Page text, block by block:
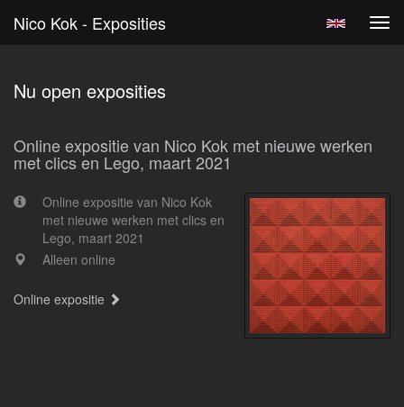
Nico Kok - Exposities
Nu open exposities
Online expositie van Nico Kok met nieuwe werken
met clics en Lego, maart 2021
Online expositie van Nico Kok
met nieuwe werken met clics en
Lego, maart 2021
Alleen online
Online expositie